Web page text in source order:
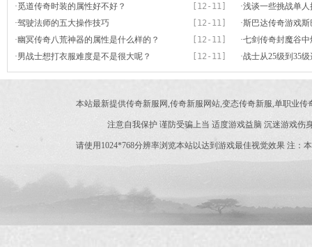
哪些有趣故事
币的价值
[12-11]
·觅道传奇时装的属性好不好？ ·浅谈一些挑战单
[12-11]
·驾驶法师的五大操作技巧 ·斯巴达传奇游戏
里打到的？
[12-11]
·幽冥传奇八荒神器的属性是什么样的？ ·七剑传奇封魔谷
[12-11]
·男战士想打衣服难度是不是很大呢？ ·战士从25级到35
本站最新提供传奇新服网,传奇新服网站,变态传奇新服,单职业
注意自我保护 谨防受骗上当 适度游戏益脑 沉迷游戏伤
请使用1024*768分辨率浏览本站以达到游戏最佳视觉效果 注